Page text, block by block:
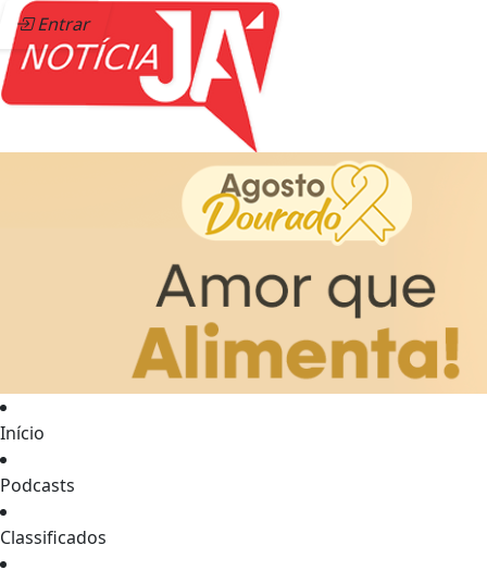
Entrar
Início
Podcasts
Classificados